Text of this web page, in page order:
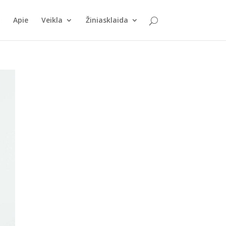
Apie Veikla Žiniasklaida